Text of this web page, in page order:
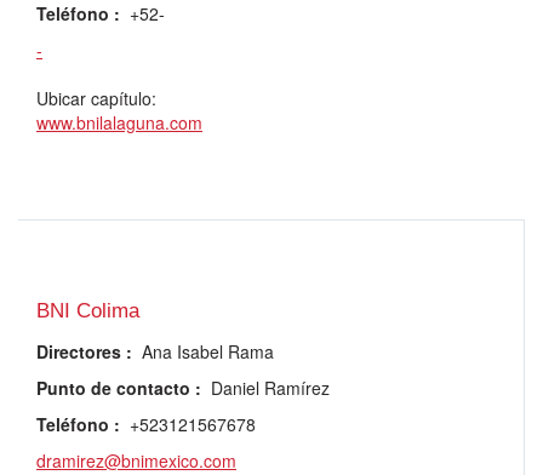
Teléfono : +52-
-
Ubicar capítulo:
www.bnilalaguna.com
BNI Colima
Directores : Ana Isabel Rama
Punto de contacto : Daniel Ramírez
Teléfono : +523121567678
dramirez@bnimexico.com